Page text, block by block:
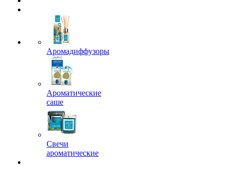
Аромадиффузоры
Ароматические
саше
Свечи
ароматические